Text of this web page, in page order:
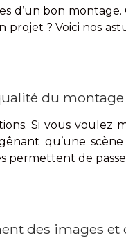
d’un bon
projet ? Voici nos
du montage
Si vous
qu’une
permettent de
des images et